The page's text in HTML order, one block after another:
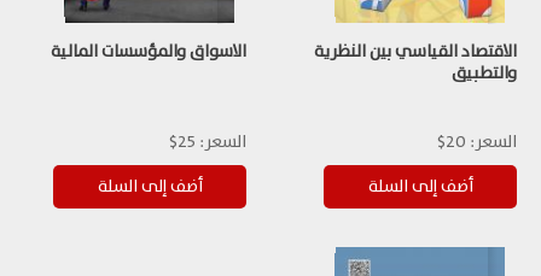
الاقتصاد القياسي بين النظرية
والتطبيق
السعر: 20$
الاسواق والمؤسسات المالية
السعر: 25$